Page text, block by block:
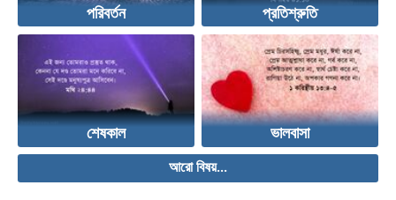
পরিবর্তন প্রতিশ্রুতি
শেষকাল ভালবাসা
আরো বিষয়...